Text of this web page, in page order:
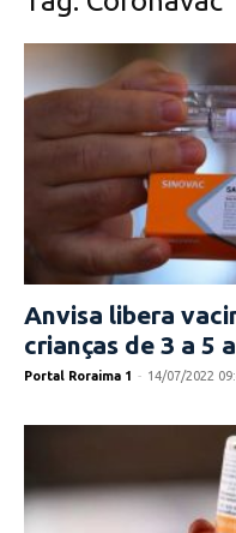
Anvisa libera
crianças de 3 a 5
Portal Roraima 1 - 14/07/2022